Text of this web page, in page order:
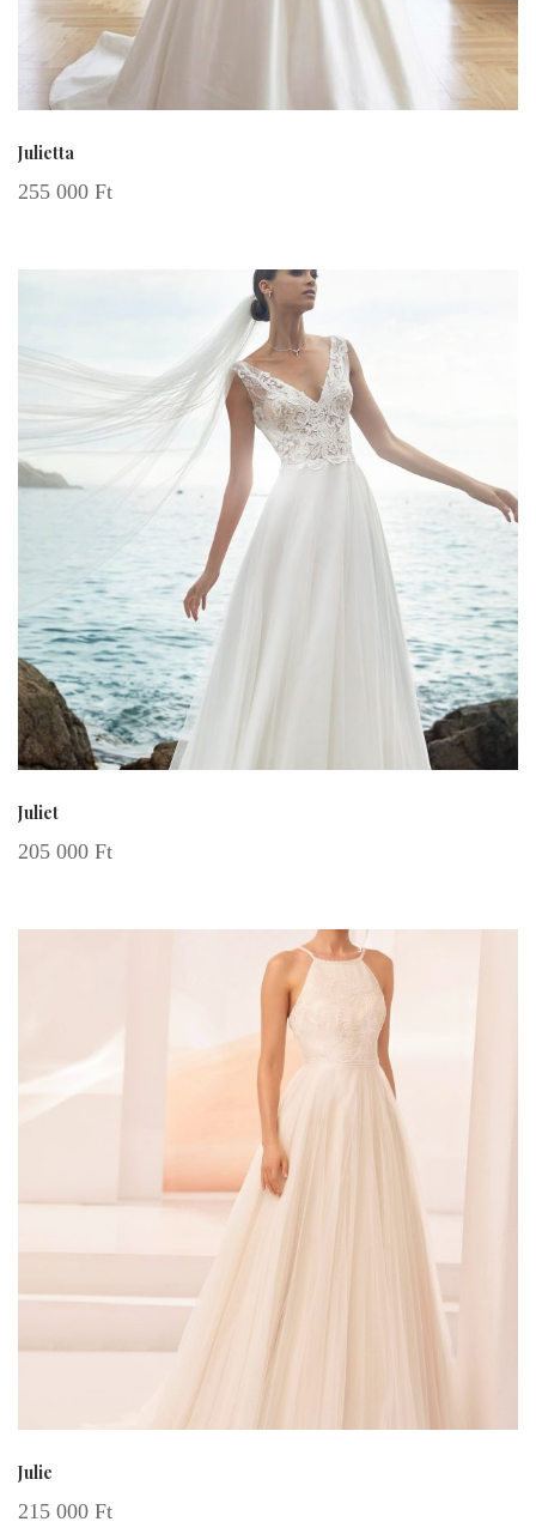
Julietta
255 000 Ft
Juliet
205 000 Ft
Julie
215 000 Ft